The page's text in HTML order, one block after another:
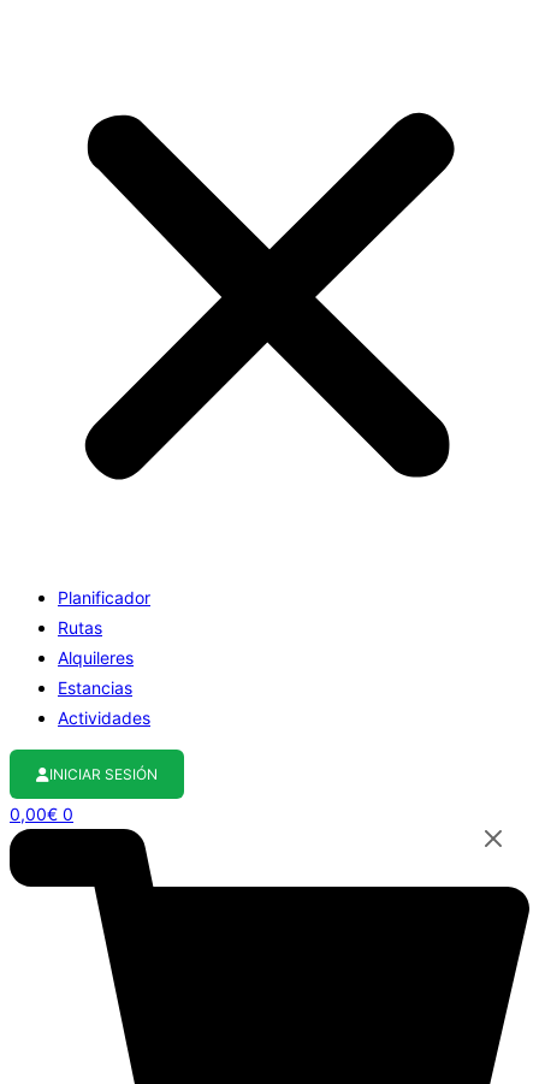
Planificador
Rutas
Alquileres
Estancias
Actividades
INICIAR SESIÓN
0,00€ 0